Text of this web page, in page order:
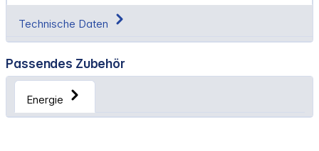
Technische Daten
Passendes Zubehör
Energie